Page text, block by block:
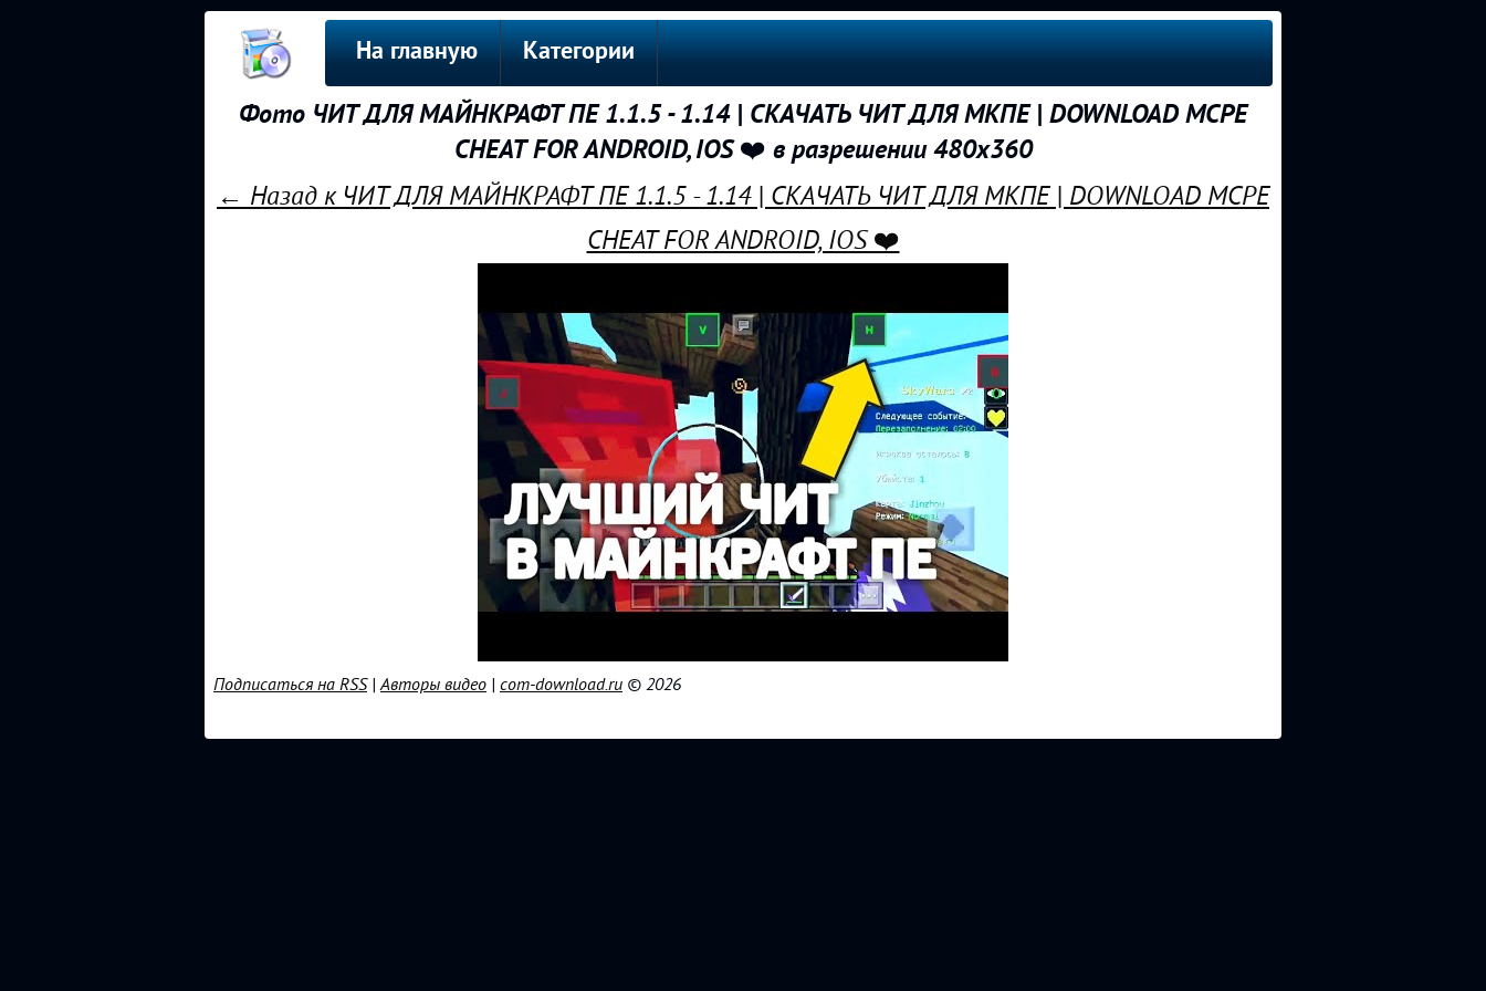
На главную Категории
Фото ЧИТ ДЛЯ МАЙНКРАФТ ПЕ 1.1.5 - 1.14 | СКАЧАТЬ ЧИТ ДЛЯ МКПЕ | DOWNLOAD MCPE
CHEAT FOR ANDROID, IOS ❤️ в разрешении 480x360
← Назад к ЧИТ ДЛЯ МАЙНКРАФТ ПЕ 1.1.5 - 1.14 | СКАЧАТЬ ЧИТ ДЛЯ МКПЕ | DOWNLOAD MCPE
CHEAT FOR ANDROID, IOS ❤️
Подписаться на RSS|Авторы видео | com-download.ru © 2026